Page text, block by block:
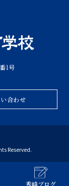
秀峰ブログ
1号
合わせ
Reserved.